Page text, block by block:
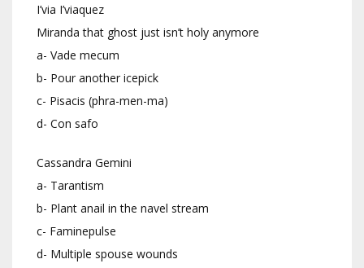
I’via I’viaquez
Miranda that ghost just isn’t holy anymore
a- Vade mecum
b- Pour another icepick
c- Pisacis (phra-men-ma)
d- Con safo
Cassandra Gemini
a- Tarantism
b- Plant anail in the navel stream
c- Faminepulse
d- Multiple spouse wounds